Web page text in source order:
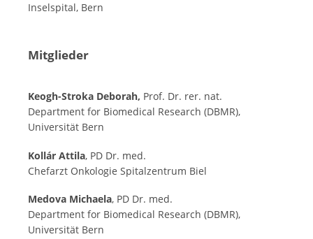
Inselspital, Bern
Mitglieder
Keogh-Stroka Deborah, Prof. Dr. rer. nat.
Department for Biomedical Research (DBMR),
Universität Bern
Kollár Attila, PD Dr. med.
Chefarzt Onkologie Spitalzentrum Biel
Medova Michaela, PD Dr. med.
Department for Biomedical Research (DBMR),
Universität Bern